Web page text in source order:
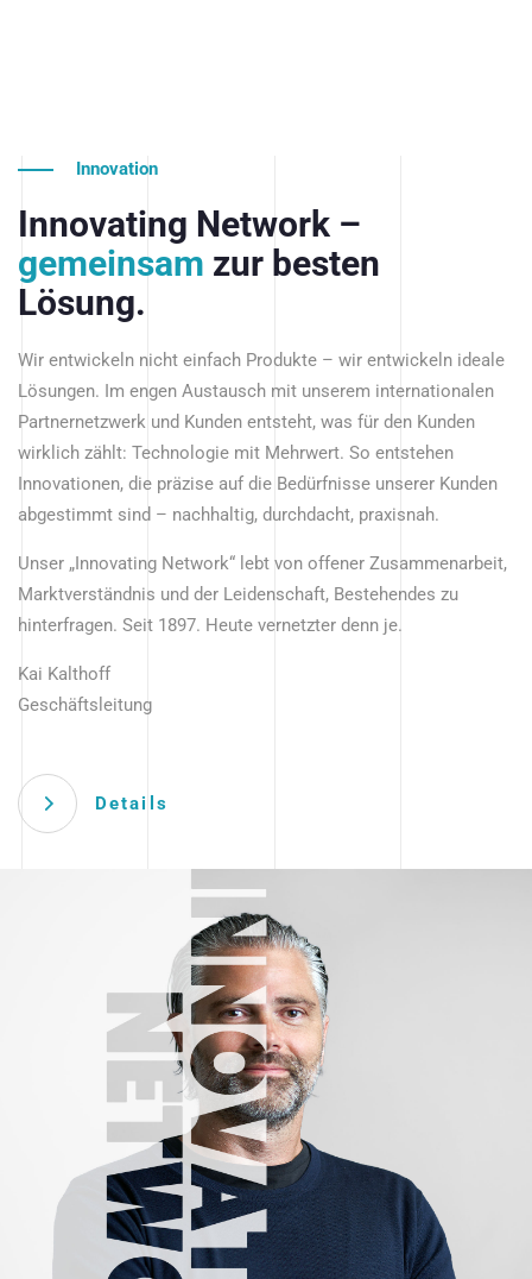
Innovation
Innovating Network –
gemeinsam zur besten
Lösung.
Wir entwickeln nicht einfach Produkte – wir entwickeln ideale
Lösungen. Im engen Austausch mit unserem internationalen
Partnernetzwerk und Kunden entsteht, was für den Kunden
wirklich zählt: Technologie mit Mehrwert. So entstehen
Innovationen, die präzise auf die Bedürfnisse unserer Kunden
abgestimmt sind – nachhaltig, durchdacht, praxisnah.
Unser „Innovating Network“ lebt von offener Zusammenarbeit,
Marktverständnis und der Leidenschaft, Bestehendes zu
hinterfragen. Seit 1897. Heute vernetzter denn je.
Kai Kalthoff
Geschäftsleitung
Details